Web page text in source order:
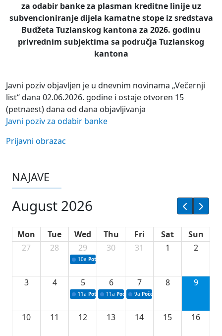
za odabir banke za plasman kreditne linije uz
subvencioniranje dijela kamatne stope iz sredstava
Budžeta Tuzlanskog kantona za 2026. godinu
privrednim subjektima sa područja Tuzlanskog
kantona
Javni poziv objavljen je u dnevnim novinama „Večernji
list“ dana 02.06.2026. godine i ostaje otvoren 15
(petnaest) dana od dana objavljivanja
Javni poziv za odabir banke
Prijavni obrazac
NAJAVE
August 2026
Mon Tue Wed Thu Fri Sat
Sun
27
28 29
10a Potpisivanje ugovora sa neprofitnim
30 31 1 2
3 4 5
11a Potpisivanje ugovora o stipendijama za
6
11a Podrška razvoju vodne infrastrukture u
7
9a Početak izgradnje nove
8 9
10 11 12 13 14 15 16